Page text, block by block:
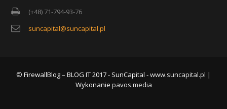
(+48) 71-794-93-76
suncapital@suncapital.pl
© FirewallBlog – BLOG IT 2017 - SunCapital -www.suncapital.pl |
Wykonanie pavos.media